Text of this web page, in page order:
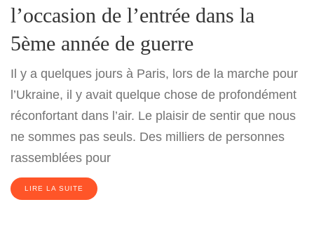
l’occasion de l’entrée dans la
5ème année de guerre
Il y a quelques jours à Paris, lors de la marche pour
l’Ukraine, il y avait quelque chose de profondément
réconfortant dans l’air. Le plaisir de sentir que nous
ne sommes pas seuls. Des milliers de personnes
rassemblées pour
LIRE LA SUITE